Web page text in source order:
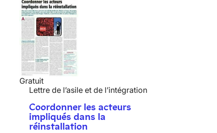
Gratuit
Lettre de l’asile et de l’intégration
Coordonner les acteurs
impliqués dans la
réinstallation